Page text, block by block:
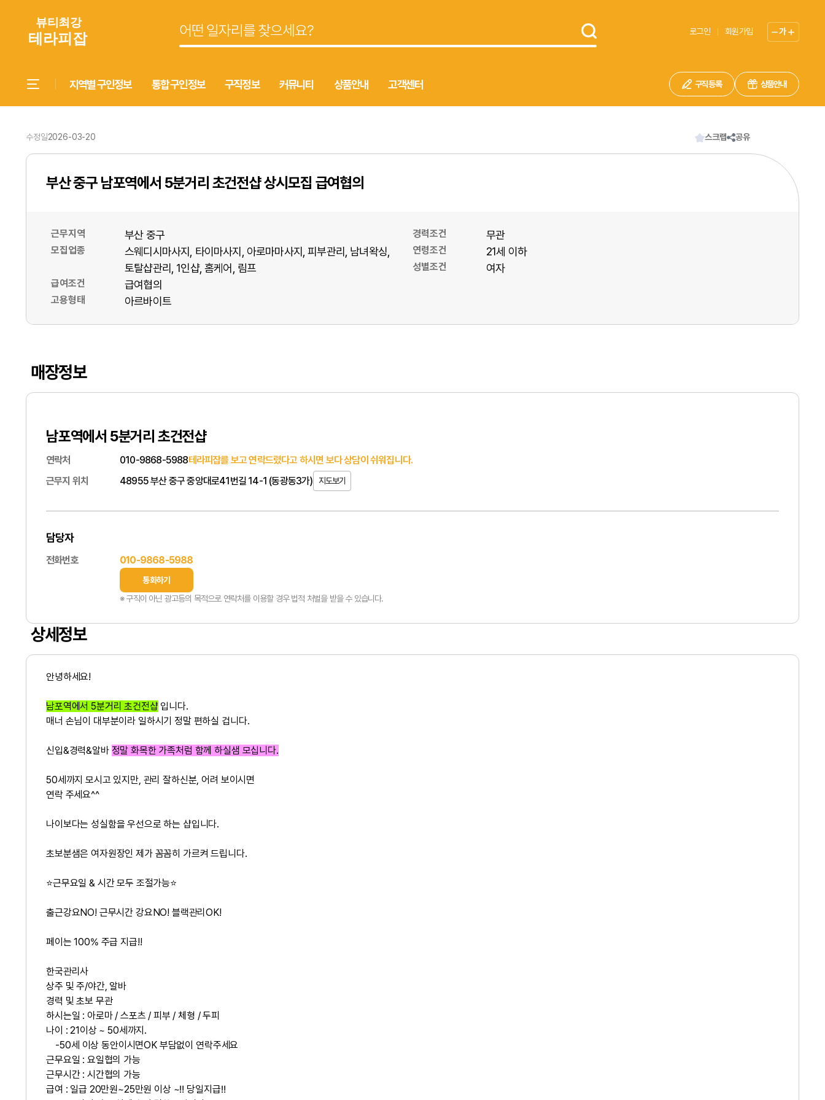
로그인 회원가입 가
지역별 구인정보 통합 구인정보 구직정보 커뮤니티 상품안내 고객센터 구직 등록 상품안내
수정일2026-03-20 스크랩 공유
부산 중구 남포역에서 5분거리 초건전샵 상시모집 급여협의
근무지역 부산 중구
모집업종 스웨디시마사지 타이마사지 아로마마사지 피부관리
남녀왁싱
토탈샵관리
1인샵 홈케어 림프
급여조건 급여협의
고용형태 아르바이트
경력조건 무관
연령조건 21세 이하
성별조건 여자
매장정보
남포역에서 5분거리 초건전샵
연락처 010-9868-5988테라피잡를 보고 연락드렸다고 하시면 보다 상담이 쉬워집니다.
근무지 위치
48955 부산 중구 중앙대로41번길 14-1 (동광동3가) 지도보기
담당자
전화번호 010-9868-5988
통화하기
※ 구직이 아닌 광고등의 목적으로 연락처를 이용할 경우 법적 처벌을 받을 수 있습니다.
상세정보
안녕하세요!
남포역에서 5분거리 초건전샵입니다.
매너 손님이 대부분이라 일하시기 정말 편하실 겁니다.
신입&경력&알바 정말 화목한 가족처럼 함께 하실샘 모십니다.
50세까지 모시고 있지만, 관리 잘하신분, 어려 보이시면
연락 주세요^^
나이보다는 성실함을 우선으로 하는 샵입니다.
초보분샘은 여자원장인 제가 꼼꼼히 가르켜 드립니다.
⭐근무요일 & 시간 모두 조절가능⭐
출근강요NO! 근무시간 강요NO! 블랙관리OK!
페이는 100% 주급 지급!!
한국관리사
상주 및 주/야간, 알바
경력 및 초보 무관
하시는일 : 아로마 / 스포츠 / 피부 / 체형 / 두피
나이 : 21이상 ~ 50세까지.
-50세 이상 동안이시면OK 부담없이 연락주세요
근무요일 : 요일협의 가능
근무시간 : 시간협의 가능
급여 : 일급 20만원~25만원 이상 ~‼ 당일지급‼